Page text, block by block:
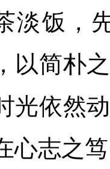
淡饭，
以简朴
光依然
心志之